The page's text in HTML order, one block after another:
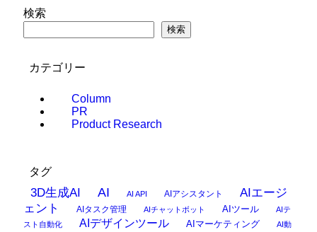
検索
検索
カテゴリー
Column
PR
Product Research
タグ
3D生成AI AI AI API AIアシスタント
AIエージ
ェント
AIタスク管理 AIチャットボット AIツール
AIテ
スト自動化
AIデザインツール AIマーケティング AI動